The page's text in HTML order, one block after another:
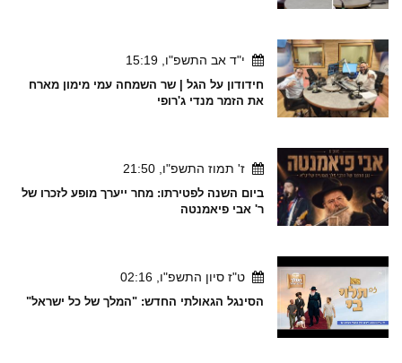
י"ד אב התשפ"ו, 15:19
חידודון על הגל | שר השמחה עמי מימון מארח
את הזמר מנדי ג'רופי
ז' תמוז התשפ"ו, 21:50
ביום השנה לפטירתו: מחר ייערך מופע לזכרו של
ר' אבי פיאמנטה
ט"ז סיון התשפ"ו, 02:16
הסינגל הגאולתי החדש: "המלך של כל ישראל"